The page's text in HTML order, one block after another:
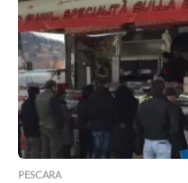
o
a
g
PESCARA